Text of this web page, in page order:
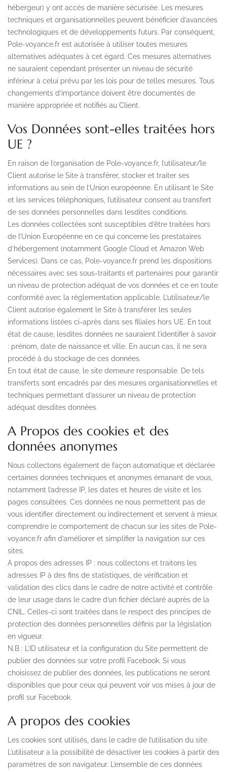
hébergeur) y ont accès de manière sécurisée. Les mesures
techniques et organisationnelles peuvent bénéficier d’avancées
technologiques et de développements futurs. Par conséquent,
Pole-voyance.fr est autorisée à utiliser toutes mesures
alternatives adéquates à cet égard. Ces mesures alternatives
ne sauraient cependant présenter un niveau de sécurité
inférieur à celui prévu par les lois pour de telles mesures. Tous
changements d’importance doivent être documentés de
manière appropriée et notifiés au Client.
Vos Données sont-elles traitées hors
UE ?
En raison de l’organisation de Pole-voyance.fr, l’utilisateur/le
Client autorise le Site à transférer, stocker et traiter ses
informations au sein de l’Union européenne. En utilisant le Site
et les services téléphoniques, l’utilisateur consent au transfert
de ses données personnelles dans lesdites conditions.
Les données collectées sont susceptibles d’être traitées hors
de l’Union Européenne en ce qui concerne les prestataires
d’hébergement (notamment Google Cloud et Amazon Web
Services). Dans ce cas, Pole-voyance.fr prend les dispositions
nécessaires avec ses sous-traitants et partenaires pour garantir
un niveau de protection adéquat de vos données et ce en toute
conformité avec la réglementation applicable. L’utilisateur/le
Client autorise également le Site à transférer les seules
informations listées ci-après dans ses filiales hors UE. En tout
état de cause, lesdites données ne sauraient l’identifier à savoir
: prénom, date de naissance et ville. En aucun cas, il ne sera
procédé à du stockage de ces données.
En tout état de cause, le site demeure responsable. De tels
transferts sont encadrés par des mesures organisationnelles et
techniques permettant d’assurer un niveau de protection
adéquat desdites données.
A Propos des cookies et des
données anonymes
Nous collectons également de façon automatique et déclarée
certaines données techniques et anonymes émanant de vous,
notamment l’adresse IP, les dates et heures de visite et les
pages consultées. Ces données ne nous permettent pas de
vous identifier directement ou indirectement et servent à mieux
comprendre le comportement de chacun sur les sites de Pole-
voyance.fr afin d’améliorer et simplifier la navigation sur ces
sites.
A propos des adresses IP : nous collectons et traitons les
adresses IP à des fins de statistiques, de vérification et
validation des clics dans le cadre de notre activité et contrôle
de leur usage dans le cadre d’un fichier déclaré auprès de la
CNIL. Celles-ci sont traitées dans le respect des principes de
protection des données personnelles définis par la législation
en vigueur.
N.B : L’ID utilisateur et la configuration du Site permettent de
publier des données sur votre profil Facebook. Si vous
choisissez de publier des données, les publications ne seront
disponibles que pour ceux qui peuvent voir vos mises à jour de
profil sur Facebook.
A propos des cookies
Les cookies sont utilisés, dans le cadre de l’utilisation du site.
L’utilisateur a la possibilité de désactiver les cookies à partir des
paramètres de son navigateur. L’ensemble de ces données